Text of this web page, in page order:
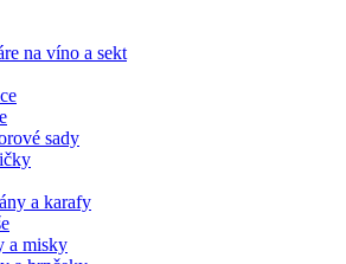
na víno a sekt
sady
a karafy
a misky